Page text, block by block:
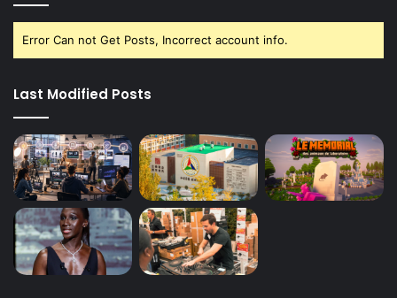
Error Can not Get Posts, Incorrect account info.
Last Modified Posts